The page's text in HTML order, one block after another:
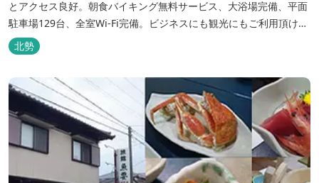
とアクセス良好。朝食バイキング無料サービス、大浴場完備、平面
駐車場129台、全室Wi-Fi完備。ビジネスにも観光にもご利用頂ける
快適なホテルライフをご提供します。
北勢